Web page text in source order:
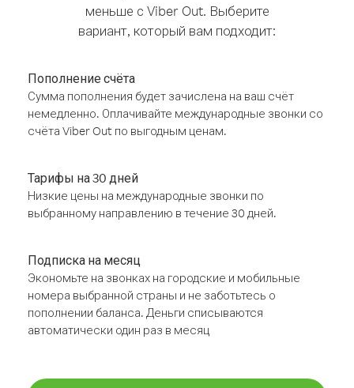
меньше с Viber Out. Выберите
вариант, который вам подходит:
Пополнение счёта
Сумма пополнения будет зачислена на ваш счёт
немедленно. Оплачивайте международные звонки со
счёта Viber Out по выгодным ценам.
Тарифы на 30 дней
Низкие цены на международные звонки по
выбранному направлению в течение 30 дней.
Подписка на месяц
Экономьте на звонках на городские и мобильные
номера выбранной страны и не заботьтесь о
пополнении баланса. Деньги списываются
автоматически один раз в месяц